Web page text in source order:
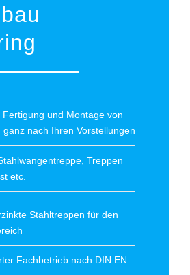
Fertigung und Montage von
ganz nach Ihren Vorstellungen
Treppen
etc.
Stahltreppen für den
Fachbetrieb nach DIN EN